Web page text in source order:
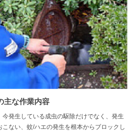
主な作業内容
発生している成虫の駆除だけでなく、発生
ない、蚊/ハエの発生を根本からブロックし